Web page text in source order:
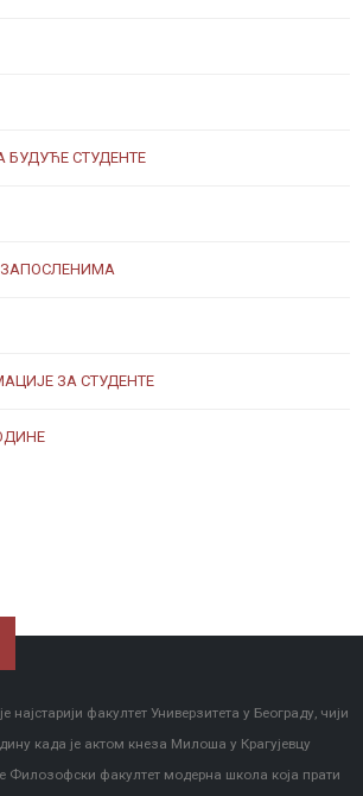
СТУДЕНТЕ
ЗА СТУДЕНТЕ
најстарији факултет Универзитета у Београду, чији
када је актом кнеза Милоша у Крагујевцу
Филозофски факултет модерна школа која прати